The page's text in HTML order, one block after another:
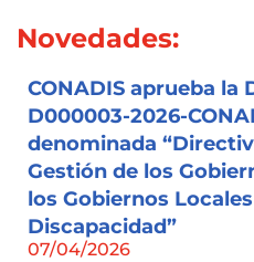
Novedades:
CONADIS aprueba la
D000003-2026-
denominada
Gestión de los
los Gobiernos
Discapacidad”
07/04/2026